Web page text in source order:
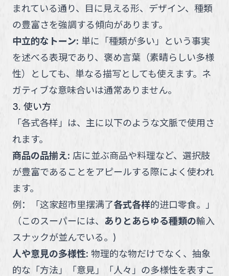
まれている通り、目に見える形、デザイン、種類
の豊富さを強調する傾向があります。
中立的なトーン: 単に「種類が多い」という事実
を述べる表現であり、褒め言葉（素晴らしい多様
性）としても、単なる描写としても使えます。ネ
ガティブな意味合いは通常ありません。
3. 使い方
「各式各样 」 は、主に以下のような文脈で使用さ
れます。
商品の品揃え: 店に並ぶ商品や料理など、選択肢
が豊富であることをアピールする際によく使われ
ます。
例：
「这家超市里摆满了各式各样的进口零食。
」
（このスーパーには、 ありとあらゆる種類の輸入
スナックが並んでいる。 )
人や意見の多様性: 物理的な物だけでなく、抽象
的な「方法」「意見」「人々」の多様性を表すこ